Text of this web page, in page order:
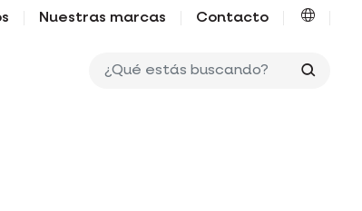
Nuestras marcas Contacto